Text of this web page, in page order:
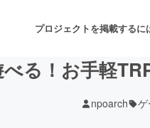
プロジェクトを掲載するに
る！お手軽
npoarch